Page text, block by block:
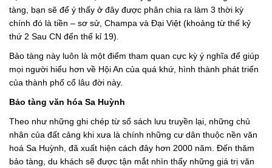
tàng, bạn sẽ để ý thấy ở đây được phân chia ra làm 3 thời kỳ
chính đó là tiền – sơ sử, Champa và Đại Việt (khoảng từ thế kỷ
thứ 2 Sau CN đến thế kỉ 19).
Bảo tàng này luôn là một điểm tham quan cực kỳ ý nghĩa để giúp
mọi người hiểu hơn về Hội An của quá khứ, hình thành phát triển
của thành phố cổ lâu đời này.
Bảo tàng văn hóa Sa Huỳnh
Theo như những ghi chép từ sổ sách lưu truyền lại, những chủ
nhân của đất cảng khi xưa là chính những cư dân thuộc nền văn
hoá Sa Huỳnh, đã xuất hiện cách đây hơn 2000 năm. Đến thăm
bảo tàng, du khách sẽ được tận mắt nhìn thấy những giá trị văn